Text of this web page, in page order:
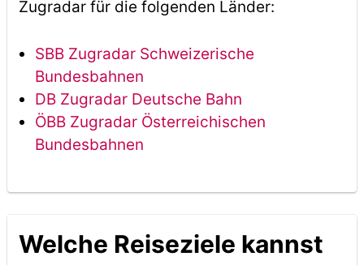
Zugradar für die folgenden Länder:
SBB Zugradar Schweizerische
Bundesbahnen
DB Zugradar Deutsche Bahn
ÖBB Zugradar Österreichischen
Bundesbahnen
Welche Reiseziele kannst